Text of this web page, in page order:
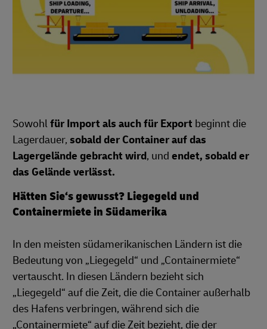
Sowohlfür Import als auch für Export beginnt die
Lagerdauer, sobald der Container auf das
Lagergelände gebracht wird, und endet, sobald er
das Gelände verlässt.
Hätten Sie‘s gewusst? Liegegeld und
Containermiete in Südamerika
In den meisten südamerikanischen Ländern ist die
Bedeutung von „Liegegeld“ und „Containermiete“
vertauscht. In diesen Ländern bezieht sich
„Liegegeld“ auf die Zeit, die die Container außerhalb
des Hafens verbringen, während sich die
„Containermiete“ auf die Zeit bezieht, die der